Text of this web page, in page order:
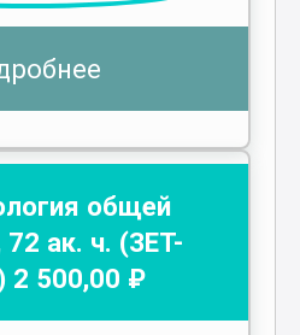
общей
72 ак. ч. (ЗЕТ-
2 500,00 ₽